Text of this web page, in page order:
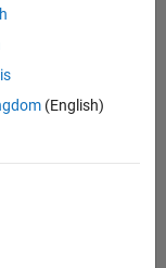
(English)